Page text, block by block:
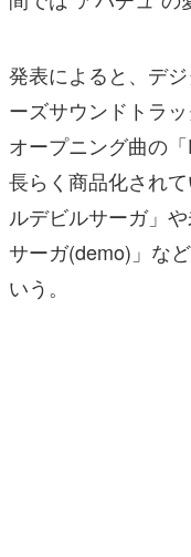
発表によると、デ
ーズサウンドトラ
オープニング曲の
長らく商品化され
ルデビルサーガ」
サーガ(demo)」な
いう。